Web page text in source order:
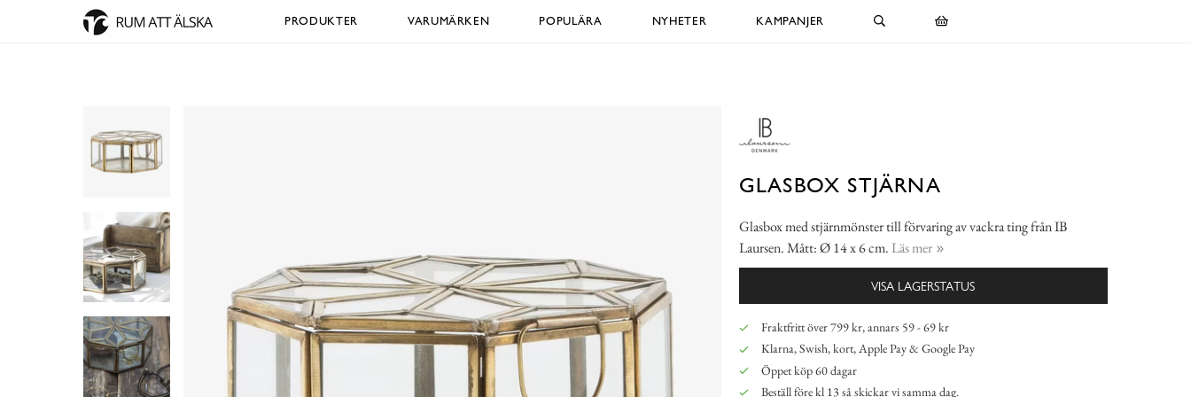
PRODUKTER VARUMÄRKEN POPULÄRA NYHETER KAMPANJER
GLASBOX STJÄRNA
Glasbox med stjärnmönster till förvaring av vackra ting från IB
Laursen. Mått: Ø 14 x 6 cm. Läs mer
VISA LAGERSTATUS
Fraktfritt över 799 kr, annars 59 - 69 kr
Klarna, Swish, kort, Apple Pay & Google Pay
Öppet köp 60 dagar
Beställ före kl 13 så skickar vi samma dag.